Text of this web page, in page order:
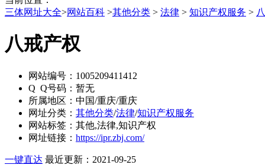
三体网址大全>网站百科 >其他分类 > 法律 > 知识产权服务 >
八戒产权
网站编号： 1005209411412
Q Q号码： 暂无
所属地区： 中国/重庆/重庆
网址分类： 其他分类/法律/知识产权服务
网站标签： 其他,法律,知识产权
网址链接： https://ipr.zbj.com/
一键直达 最近更新：2021-09-25